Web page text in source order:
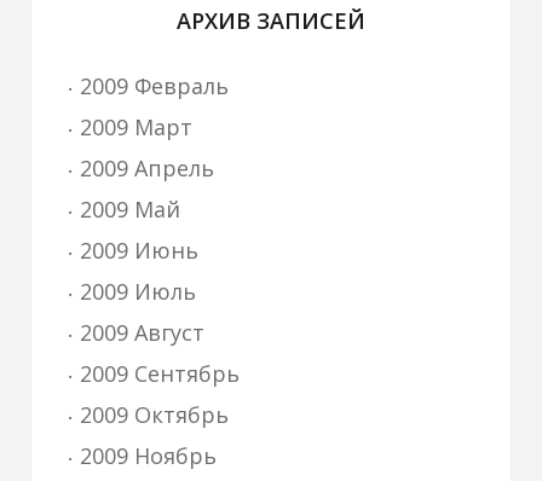
АРХИВ ЗАПИСЕЙ
2009 Февраль
2009 Март
2009 Апрель
2009 Май
2009 Июнь
2009 Июль
2009 Август
2009 Сентябрь
2009 Октябрь
2009 Ноябрь